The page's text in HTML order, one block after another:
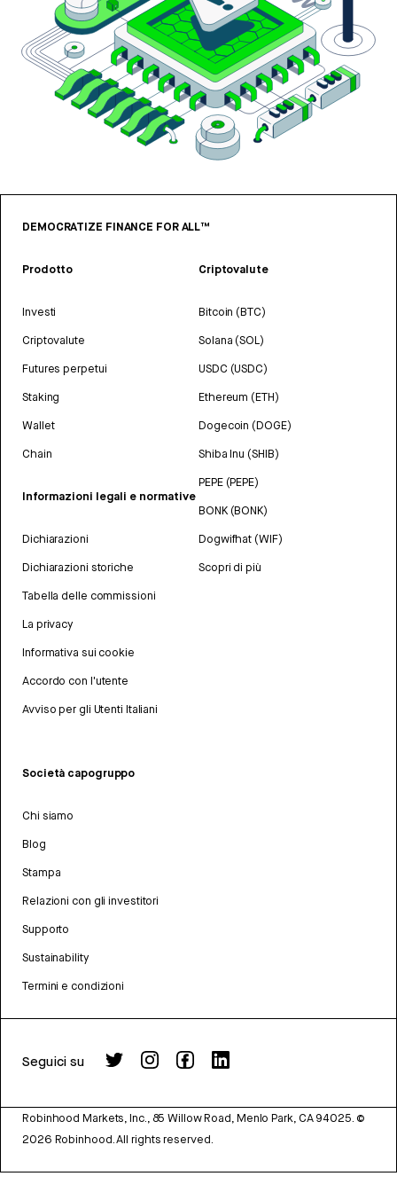
DEMOCRATIZE FINANCE FOR ALL™
Prodotto
Investi
Criptovalute
Futures perpetui
Staking
Wallet
Chain
Informazioni legali e normative
Dichiarazioni
Dichiarazioni storiche
Tabella delle commissioni
La privacy
Informativa sui cookie
Accordo con l'utente
Avviso per gli Utenti Italiani
Criptovalute
Bitcoin (BTC)
Solana (SOL)
USDC (USDC)
Ethereum (ETH)
Dogecoin (DOGE)
Shiba Inu (SHIB)
PEPE (PEPE)
BONK (BONK)
Dogwifhat (WIF)
Scopri di più
Società capogruppo
Chi siamo
Blog
Stampa
Relazioni con gli investitori
Supporto
Sustainability
Termini e condizioni
Seguici su
Robinhood Markets, Inc., 85 Willow Road, Menlo Park, CA 94025. ©
2026 Robinhood. All rights reserved.